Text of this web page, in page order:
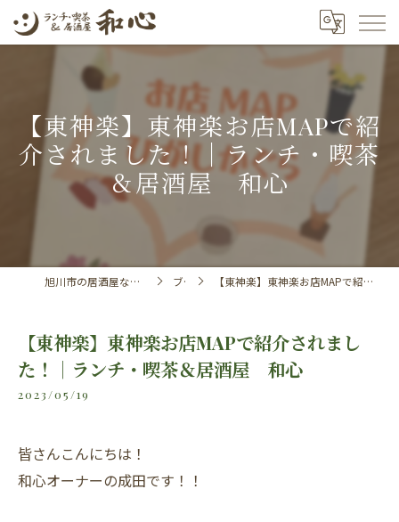
【東神楽】東神楽お店MAPで紹
介されました！｜ランチ・喫茶
＆居酒屋 和心
旭川市の居酒屋ならランチ・喫茶＆居酒屋 和心 ブログ 【東神楽】東神楽お店MAPで紹介されました！｜ランチ・喫茶＆居酒屋 和心
【東神楽】東神楽お店MAPで紹介されまし
た！｜ランチ・喫茶＆居酒屋 和心
2023/05/19
皆さんこんにちは！
和心オーナーの成田です！！